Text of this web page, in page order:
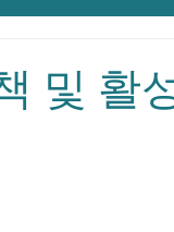
및 활